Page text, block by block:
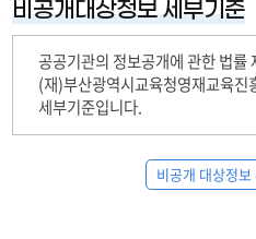
비공개대상정보 세부기준
공공기관의 정보공개에 관한 법률
(재)부산광역시교육청영재교육진
세부기준입니다.
비공개 대상정